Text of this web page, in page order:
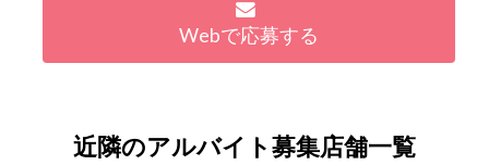
Webで応募する
近隣のアルバイト募集店舗一覧